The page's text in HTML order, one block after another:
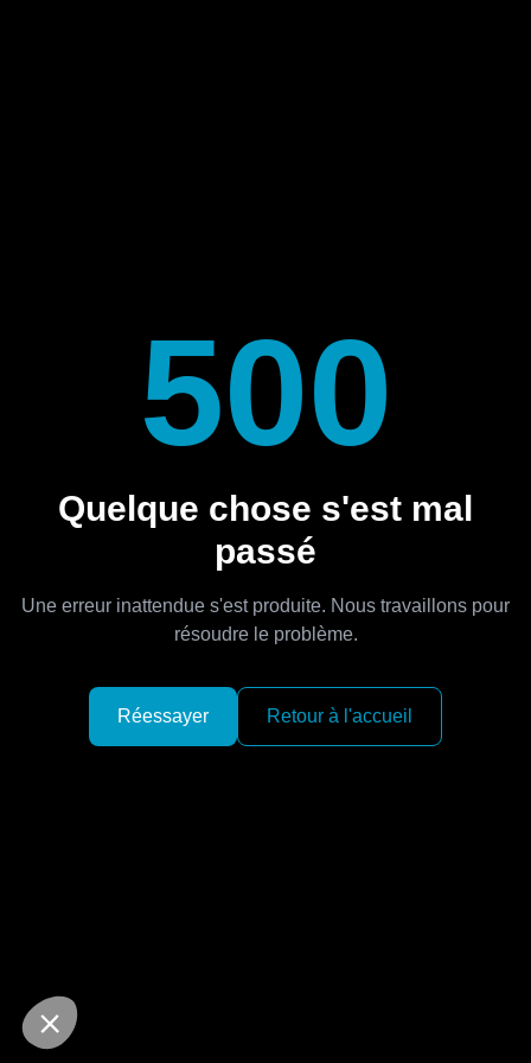
500
Quelque chose s'est mal
passé
Une erreur inattendue s'est produite. Nous travaillons pour
résoudre le problème.
Réessayer Retour à l'accueil